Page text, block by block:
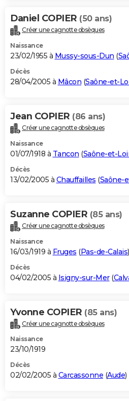
Daniel COPIER (50 ans)
Créer une cagnotte obsèques
Naissance
23/02/1955 à Mussy-sous-Dun (
Décès
28/04/2005 à Mâcon (Saône-et-
Jean COPIER (86 ans)
Créer une cagnotte obsèques
Naissance
01/07/1918 à Tancon (Saône-et-
Décès
13/02/2005 à Chauffailles (Saône-
Suzanne COPIER (85 ans)
Créer une cagnotte obsèques
Naissance
16/03/1919 à Fruges (Pas-de-Calais)
Décès
04/02/2005 à Isigny-sur-Mer(
Yvonne COPIER (85 ans)
Créer une cagnotte obsèques
Naissance
23/10/1919
Décès
02/02/2005 à Carcassonne (Aude)